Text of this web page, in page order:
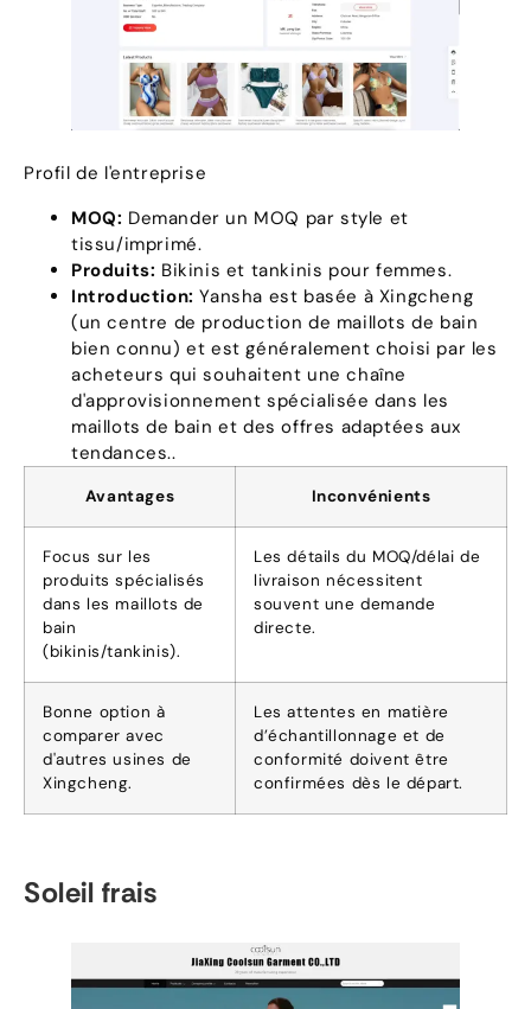
Profil de l'entreprise
MOQ: Demander un MOQ par style et
tissu/imprimé.
Produits: Bikinis et tankinis pour femmes.
Introduction: Yansha est basée à Xingcheng
(un centre de production de maillots de bain
bien connu) et est généralement choisi par les
acheteurs qui souhaitent une chaîne
d'approvisionnement spécialisée dans les
maillots de bain et des offres adaptées aux
tendances..
Avantages Inconvénients
Focus sur les
produits spécialisés
dans les maillots de
bain
(bikinis/tankinis).
Les détails du MOQ/délai de
livraison nécessitent
souvent une demande
directe.
Bonne option à
comparer avec
d'autres usines de
Xingcheng.
Les attentes en matière
d’échantillonnage et de
conformité doivent être
confirmées dès le départ.
Soleil frais